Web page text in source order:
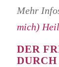
Mehr
mich)
DER